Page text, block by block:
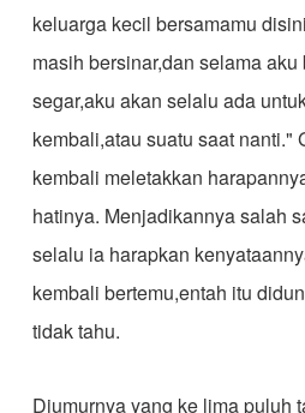
keluarga kecil bersamamu
masih bersinar,dan selama
segar,aku akan selalu ada
kembali,atau suatu saat nanti."
kembali meletakkan
hatinya. Menjadikannya salah
selalu ia harapkan
kembali bertemu,entah itu
tidak tahu.
Diumurnya yang ke lima puluh